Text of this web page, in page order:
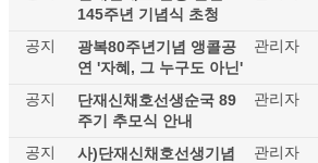
145주년 기념식 초청
공지
광복80주년기념 앵콜공
연 '자혜, 그 누구도 아닌'
관리자
공지
단재신채호선생순국 89
주기 추모식 안내
관리자
공지
사)단재신채호선생기념
관리자